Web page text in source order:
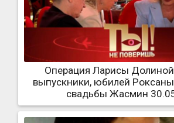
Операция Ларисы
выпускники, юбилей
свадьбы Жасмин